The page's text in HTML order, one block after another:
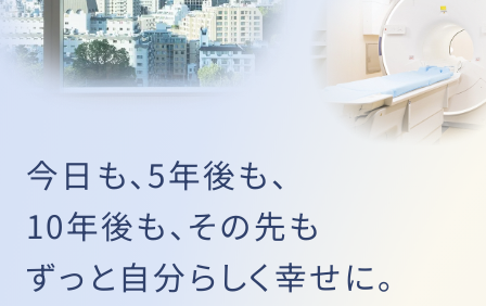
今日も、5年後も、
10年後も、その先も
ずっと自分らしく幸せに。